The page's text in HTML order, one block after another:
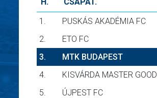
1.
PUSKÁS AKADÉMIA FC
2.
ETO FC
3.
MTK BUDAPEST
4.
KISVÁRDA MASTER GOOD
5.
ÚJPEST FC